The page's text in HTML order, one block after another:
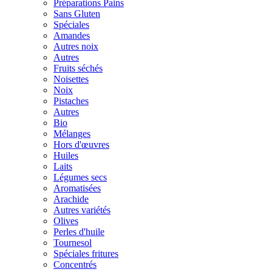
Préparations Pains
Sans Gluten
Spéciales
Amandes
Autres noix
Autres
Fruits séchés
Noisettes
Noix
Pistaches
Autres
Bio
Mélanges
Hors d'œuvres
Huiles
Laits
Légumes secs
Aromatisées
Arachide
Autres variétés
Olives
Perles d'huile
Tournesol
Spéciales fritures
Concentrés